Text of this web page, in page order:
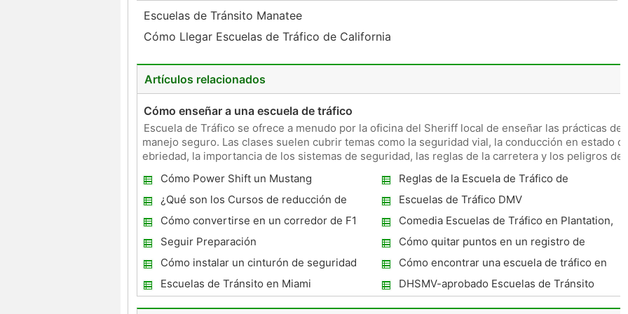
Escuelas de Tránsito Manatee
Cómo Llegar Escuelas de Tráfico de California
Artículos relacionados
Cómo enseñar a una escuela de tráfico
Escuela de Tráfico se ofrece a menudo por la oficina del Sheriff local de enseñar las prácticas de
manejo seguro. Las clases suelen cubrir temas como la seguridad vial, la conducción en estado
ebriedad, la importancia de los sistemas de seguridad, las reglas de la carretera y los peligros del
Cómo Power Shift un Mustang
Reglas de la Escuela de Tráfico de
California
¿Qué son los Cursos de reducción de
puntos?
Escuelas de Tráfico DMV
Cómo convertirse en un corredor de F1
Comedia Escuelas de Tráfico en Plantation,
Florida
Seguir Preparación
Cómo quitar puntos en un registro de
conducir en Illinois
Cómo instalar un cinturón de seguridad
Racing
Cómo encontrar una escuela de tráfico en
línea
Escuelas de Tránsito en Miami DHSMV-aprobado Escuelas de Tránsito